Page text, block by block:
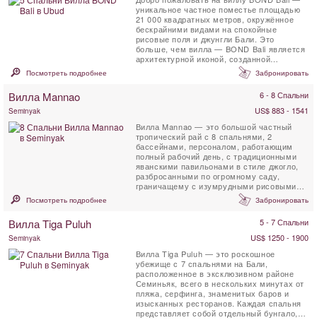
уникальное частное поместье площадью
21 000 квадратных метров, окружённое
бескрайними видами на спокойные
рисовые поля и джунгли Бали. Это
больше, чем вилла — BOND Bali является
архитектурной иконой, созданной
Алексисом Дорнье, чтобы ...
Посмотреть подробнее Забронировать
Вилла Mannao 6 - 8 Спальни
Seminyak
US$ 883 - 1541
Вилла Mannao — это большой частный
тропический рай с 8 спальнями, 2
бассейнами, персоналом, работающим
полный рабочий день, с традиционными
яванскими павильонами в стиле джогло,
разбросанными по огромному саду,
граничащему с изумрудными рисовыми
полями Керобокан, Южный ...
Посмотреть подробнее Забронировать
Вилла Tiga Puluh 5 - 7 Спальни
Seminyak
US$ 1250 - 1900
Вилла Tiga Puluh — это роскошное
убежище с 7 спальнями на Бали,
расположенное в эксклюзивном районе
Семиньяк, всего в нескольких минутах от
пляжа, серфинга, знаменитых баров и
изысканных ресторанов. Каждая спальня
представляет собой отдельный бунгало,